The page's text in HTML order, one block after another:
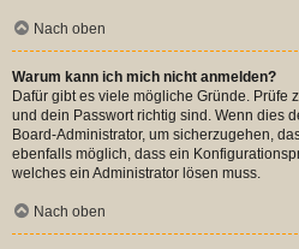
Nach oben
Warum kann ich mich nicht anmelden?
Dafür gibt es viele mögliche Gründe. Prüfe
und dein Passwort richtig sind. Wenn dies
Board-Administrator, um sicherzugehen,
ebenfalls möglich, dass ein
welches ein Administrator lösen muss.
Nach oben